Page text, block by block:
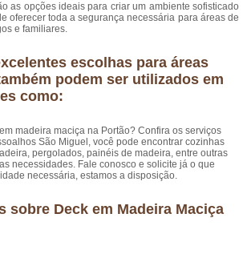
as opções ideais para criar um ambiente sofisticado
oferecer toda a segurança necessária para áreas de
e familiares.
escolhas para áreas
podem ser utilizados em
como:
madeira maciça na Portão? Confira os serviços
São Miguel, você pode encontrar cozinhas
pergolados, painéis de madeira, entre outras
necessidades. Fale conosco e solicite já o que
necessária, estamos a disposição.
sobre Deck em Madeira Maciça